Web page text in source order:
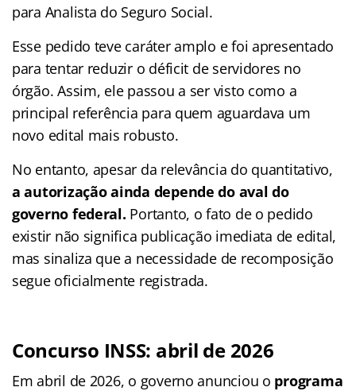
para Analista do Seguro Social.
Esse pedido teve caráter amplo e foi apresentado
para tentar reduzir o déficit de servidores no
órgão. Assim, ele passou a ser visto como a
principal referência para quem aguardava um
novo edital mais robusto.
No entanto, apesar da relevância do quantitativo,
a autorização ainda depende do aval do
governo federal. Portanto, o fato de o pedido
existir não significa publicação imediata de edital,
mas sinaliza que a necessidade de recomposição
segue oficialmente registrada.
Concurso INSS: abril de 2026
Em abril de 2026, o governo anunciou o programa